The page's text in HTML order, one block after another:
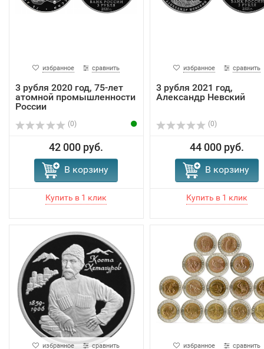
избранное сравнить
3 рубля 2020 год, 75-лет
атомной промышленности
России
(0)
42 000 руб.
В корзину
избранное сравнить
3 рубля 2021 год,
Александр Невский
(0)
44 000 руб.
В корзину
избранное сравнить избранное сравнить